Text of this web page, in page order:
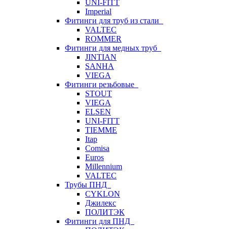
UNI-FITT
Imperial
Фитинги для труб из стали
VALTEC
ROMMER
Фитинги для медных труб
JINTIAN
SANHA
VIEGA
Фитинги резьбовые
STOUT
VIEGA
ELSEN
UNI-FITT
TIEMME
Itap
Comisa
Euros
Millennium
VALTEC
Трубы ПНД
CYKLON
Джилекс
ПОЛИТЭК
Фитинги для ПНД